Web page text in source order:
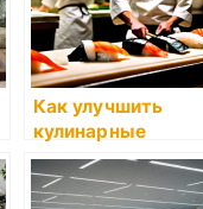
Как улучшить
кулинарные
навыки